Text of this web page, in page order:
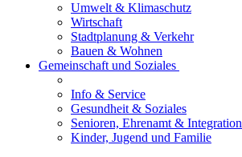
Umwelt & Klimaschutz
Wirtschaft
Stadtplanung & Verkehr
Bauen & Wohnen
Gemeinschaft und Soziales
Info & Service
Gesundheit & Soziales
Senioren, Ehrenamt & Integration
Kinder, Jugend und Familie